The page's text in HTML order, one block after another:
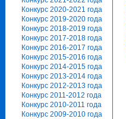
Конкурс 2020-2021 года
Конкурс 2019-2020 года
Конкурс 2018-2019 года
Конкурс 2017-2018 года
Конкурс 2016-2017 года
Конкурс 2015-2016 года
Конкурс 2014-2015 года
Конкурс 2013-2014 года
Конкурс 2012-2013 года
Конкурс 2011-2012 года
Конкурс 2010-2011 года
Конкурс 2009-2010 года